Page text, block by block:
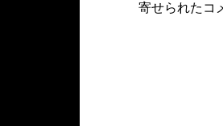
寄せられたコ